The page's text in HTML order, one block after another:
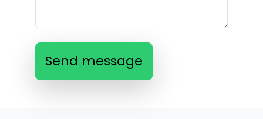
Send message